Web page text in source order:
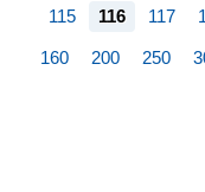
115 116 117
160 200 250